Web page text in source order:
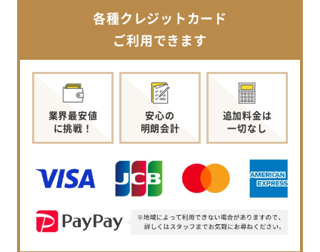
各種クレジットカード
ご利用できます
業界最安値
に挑戦！
安心の
明朗会計
追加料金は
一切なし